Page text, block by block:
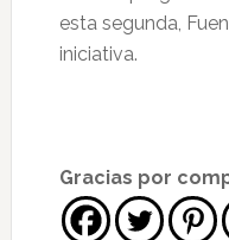
esta segunda,
iniciativa.
Gracias por